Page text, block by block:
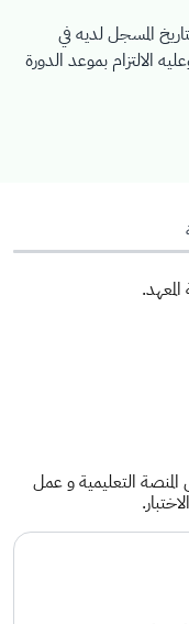
المسجل لديه في
الالتزام بموعد الدورة
المنصة التعليمية و عمل
.